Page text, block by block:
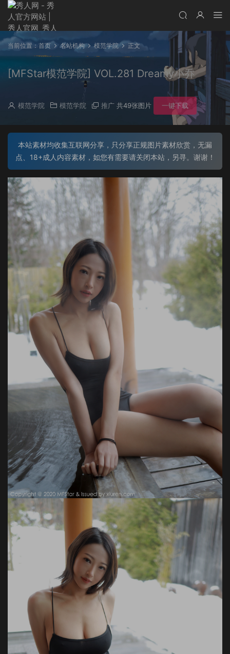
当前位置： 首页 名站机构 模范学院 正文
[MFStar模范学院] VOL.281 Dreamy小乔
模范学院 模范学院 推广 共49张图片 一键下载
本站素材均收集互联网分享，只分享正规图片素材欣赏，无漏
点、18+成人内容素材，如您有需要请关闭本站，另寻。谢谢！